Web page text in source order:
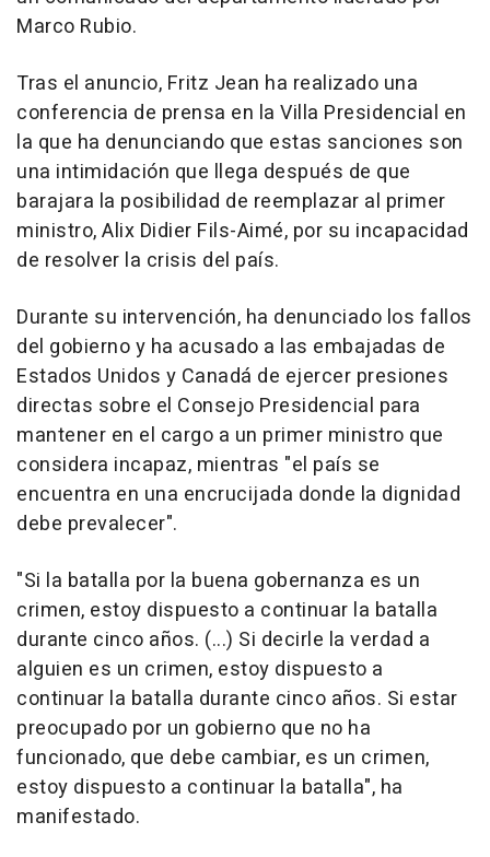
Marco Rubio.
Tras el anuncio, Fritz Jean ha realizado una
conferencia de prensa en la Villa Presidencial en
la que ha denunciando que estas sanciones son
una intimidación que llega después de que
barajara la posibilidad de reemplazar al primer
ministro, Alix Didier Fils-Aimé, por su incapacidad
de resolver la crisis del país.
Durante su intervención, ha denunciado los fallos
del gobierno y ha acusado a las embajadas de
Estados Unidos y Canadá de ejercer presiones
directas sobre el Consejo Presidencial para
mantener en el cargo a un primer ministro que
considera incapaz, mientras "el país se
encuentra en una encrucijada donde la dignidad
debe prevalecer".
"Si la batalla por la buena gobernanza es un
crimen, estoy dispuesto a continuar la batalla
durante cinco años. (...) Si decirle la verdad a
alguien es un crimen, estoy dispuesto a
continuar la batalla durante cinco años. Si estar
preocupado por un gobierno que no ha
funcionado, que debe cambiar, es un crimen,
estoy dispuesto a continuar la batalla", ha
manifestado.